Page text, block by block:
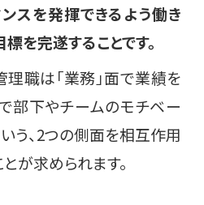
スを発揮できるよう働き
を完遂することです。
理職は「業務」面で業績を
部下やチームのモチベー
う、2つの側面を相互作用
が求められます。